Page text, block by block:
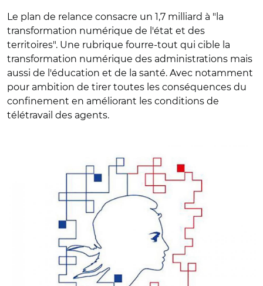
Le plan de relance consacre un 1,7 milliard à "la
transformation numérique de l'état et des
territoires". Une rubrique fourre-tout qui cible la
transformation numérique des administrations mais
aussi de l'éducation et de la santé. Avec notamment
pour ambition de tirer toutes les conséquences du
confinement en améliorant les conditions de
télétravail des agents.